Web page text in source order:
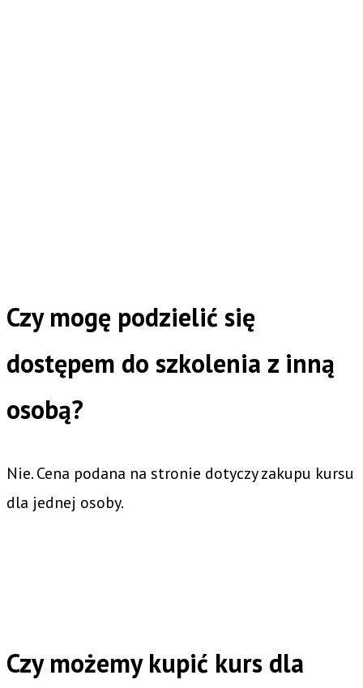
Czy mogę podzielić się
dostępem do szkolenia z inną
osobą?
Nie. Cena podana na stronie dotyczy zakupu kursu
dla jednej osoby.
Czy możemy kupić kurs dla